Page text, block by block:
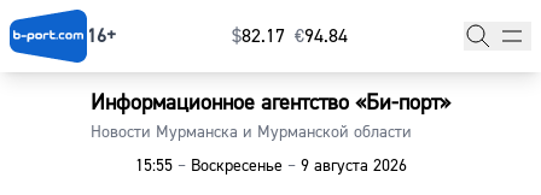
16+ $⁠82.17 €⁠94.84
Информационное агентство «Би-порт»
Новости Мурманска и Мурманской области
15:55 –Воскресенье –9 августа 2026
Главная